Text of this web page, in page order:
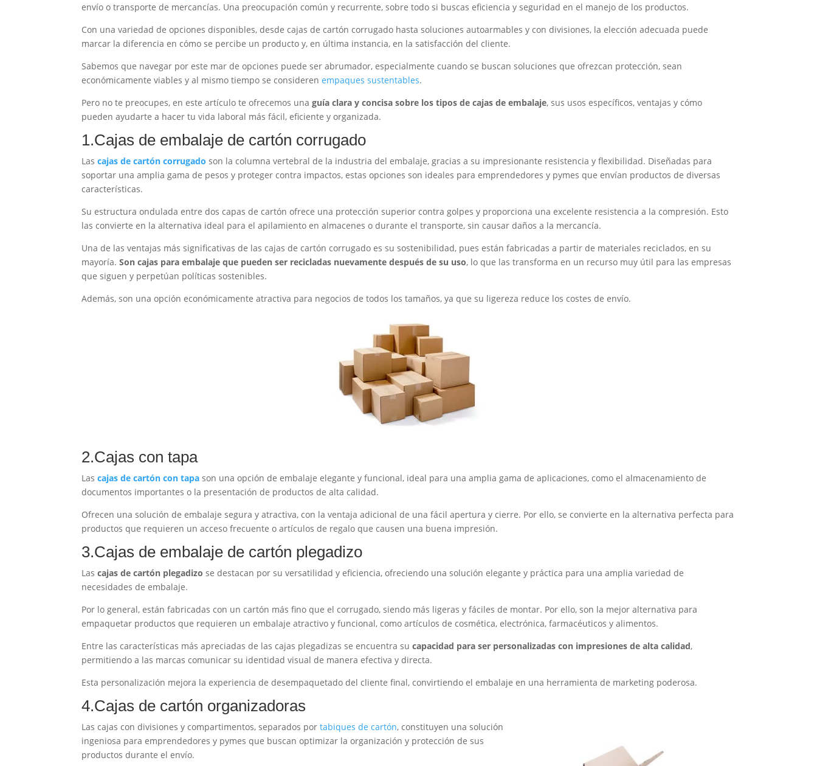
envío o transporte de mercancías. Una preocupación común y recurrente, sobre todo si buscas eficiencia y seguridad en el manejo de los productos.
Con una variedad de opciones disponibles, desde cajas de cartón corrugado hasta soluciones autoarmables y con divisiones, la elección adecuada puede
marcar la diferencia en cómo se percibe un producto y, en última instancia, en la satisfacción del cliente.
Sabemos que navegar por este mar de opciones puede ser abrumador, especialmente cuando se buscan soluciones que ofrezcan protección, sean
económicamente viables y al mismo tiempo se considerenempaques sustentables.
Pero no te preocupes, en este artículo te ofrecemos unaguía clara y concisa sobre los tipos de cajas de embalaje, sus usos específicos, ventajas y cómo
pueden ayudarte a hacer tu vida laboral más fácil, eficiente y organizada.
1.Cajas de embalaje de cartón corrugado
Las cajas de cartón corrugado son la columna vertebral de la industria del embalaje, gracias a su impresionante resistencia y flexibilidad. Diseñadas para
soportar una amplia gama de pesos y proteger contra impactos, estas opciones son ideales para emprendedores y pymes que envían productos de diversas
características.
Su estructura ondulada entre dos capas de cartón ofrece una protección superior contra golpes y proporciona una excelente resistencia a la compresión. Esto
las convierte en la alternativa ideal para el apilamiento en almacenes o durante el transporte, sin causar daños a la mercancía.
Una de las ventajas más significativas de las cajas de cartón corrugado es su sostenibilidad, pues están fabricadas a partir de materiales reciclados, en su
mayoría.Son cajas para embalaje que pueden ser recicladas nuevamente después de su uso, lo que las transforma en un recurso muy útil para las empresas
que siguen y perpetúan políticas sostenibles.
Además, son una opción económicamente atractiva para negocios de todos los tamaños, ya que su ligereza reduce los costes de envío.
2.Cajas con tapa
Lascajas de cartón con tapa son una opción de embalaje elegante y funcional, ideal para una amplia gama de aplicaciones, como el almacenamiento de
documentos importantes o la presentación de productos de alta calidad.
Ofrecen una solución de embalaje segura y atractiva, con la ventaja adicional de una fácil apertura y cierre. Por ello, se convierte en la alternativa perfecta para
productos que requieren un acceso frecuente o artículos de regalo que causen una buena impresión.
3.Cajas de embalaje de cartón plegadizo
Lascajas de cartón plegadizo se destacan por su versatilidad y eficiencia, ofreciendo una solución elegante y práctica para una amplia variedad de
necesidades de embalaje.
Por lo general, están fabricadas con un cartón más fino que el corrugado, siendo más ligeras y fáciles de montar. Por ello, son la mejor alternativa para
empaquetar productos que requieren un embalaje atractivo y funcional, como artículos de cosmética, electrónica, farmacéuticos y alimentos.
Entre las características más apreciadas de las cajas plegadizas se encuentra sucapacidad para ser personalizadas con impresiones de alta calidad,
permitiendo a las marcas comunicar su identidad visual de manera efectiva y directa.
Esta personalización mejora la experiencia de desempaquetado del cliente final, convirtiendo el embalaje en una herramienta de marketing poderosa.
4.Cajas de cartón organizadoras
Las cajas con divisiones y compartimentos, separados portabiques de cartón, constituyen una solución
ingeniosa para emprendedores y pymes que buscan optimizar la organización y protección de sus
productos durante el envío.